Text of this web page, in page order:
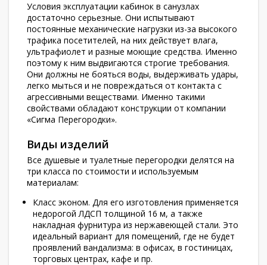
Условия эксплуатации кабинок в санузлах
достаточно серьезные. Они испытывают
постоянные механические нагрузки из-за высокого
трафика посетителей, на них действует влага,
ультрафиолет и разные моющие средства. Именно
поэтому к ним выдвигаются строгие требования.
Они должны не бояться воды, выдерживать удары,
легко мыться и не повреждаться от контакта с
агрессивными веществами. Именно такими
свойствами обладают конструкции от компании
«Сигма Перегородки».
Виды изделий
Все душевые и туалетные перегородки делятся на
три класса по стоимости и используемым
материалам:
Класс эконом. Для его изготовления применяется
недорогой ЛДСП толщиной 16 м, а также
накладная фурнитура из нержавеющей стали. Это
идеальный вариант для помещений, где не будет
проявлений вандализма: в офисах, в гостиницах,
торговых центрах, кафе и пр.